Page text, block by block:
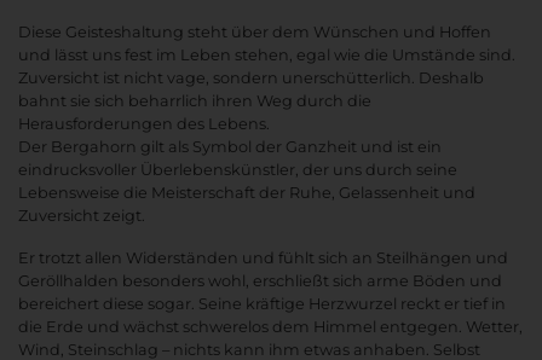
Diese Geisteshaltung steht über dem Wünschen und Hoffen
und lässt uns fest im Leben stehen, egal wie die Umstände sind.
Zuversicht ist nicht vage, sondern unerschütterlich. Deshalb
bahnt sie sich beharrlich ihren Weg durch die
Herausforderungen des Lebens.
Der Bergahorn gilt als Symbol der Ganzheit und ist ein
eindrucksvoller Überlebenskünstler, der uns durch seine
Lebensweise die Meisterschaft der Ruhe, Gelassenheit und
Zuversicht zeigt.
Er trotzt allen Widerständen und fühlt sich an Steilhängen und
Geröllhalden besonders wohl, erschließt sich arme Böden und
bereichert diese sogar. Seine kräftige Herzwurzel reckt er tief in
die Erde und wächst schwerelos dem Himmel entgegen. Wetter,
Wind, Steinschlag – nichts kann ihm etwas anhaben. Selbst